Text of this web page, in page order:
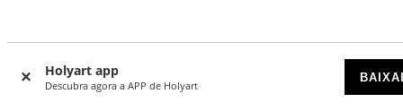
Holyart app
Descubra agora a APP de Holyart